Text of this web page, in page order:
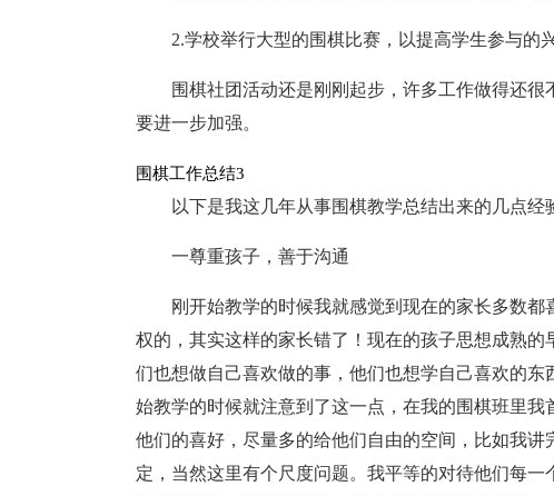
2.学校举行大型的围棋比赛，以提高学生参与的兴
围棋社团活动还是刚刚起步，许多工作做得还
要进一步加强。
围棋工作总结3
以下是我这几年从事围棋教学总结出来的几点经
一尊重孩子，善于沟通
刚开始教学的时候我就感觉到现在的家长多数
权的，其实这样的家长错了！现在的孩子思想成熟
们也想做自己喜欢做的事，他们也想学自己喜欢的
始教学的时候就注意到了这一点，在我的围棋班里
他们的喜好，尽量多的给他们自由的空间，比如我
定，当然这里有个尺度问题。我平等的对待他们每